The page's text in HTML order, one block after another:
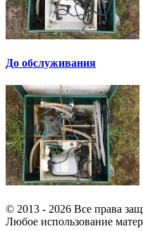
До обслуживания
© 2013 - 2026 Все права
Любое использование